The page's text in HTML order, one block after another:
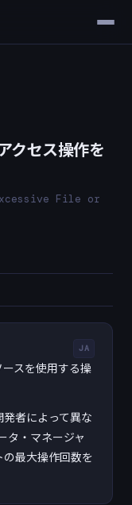
クセス操作を
File or
JA
スを使用する操
者によって異な
タ・マネージャ
最大操作回数を